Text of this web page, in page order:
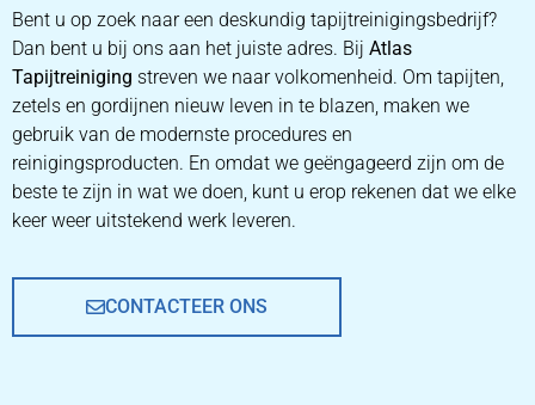
ZETEL REINIGEN DOOR
PROFESSIONALS
PRIJZEN
Bent u op zoek naar een deskundig tapijtreinigingsbedrijf?
Dan bent u bij ons aan het juiste adres. Bij Atlas
Tapijtreiniging streven we naar volkomenheid. Om tapijten,
zetels en gordijnen nieuw leven in te blazen, maken we
gebruik van de modernste procedures en
reinigingsproducten. En omdat we geëngageerd zijn om de
beste te zijn in wat we doen, kunt u erop rekenen dat we elke
keer weer uitstekend werk leveren.
CONTACTEER ONS